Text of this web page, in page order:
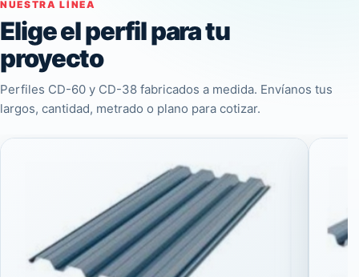
NUESTRA LÍNEA
Elige el perfil para tu
proyecto
Perfiles CD-60 y CD-38 fabricados a medida. Envíanos tus
largos, cantidad, metrado o plano para cotizar.